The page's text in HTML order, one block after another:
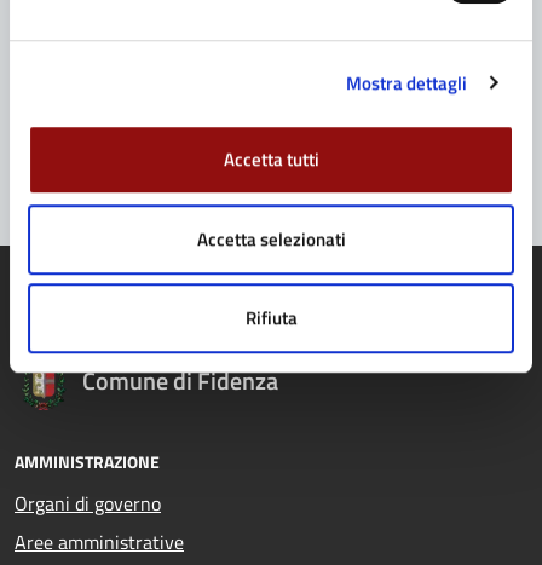
Mostra dettagli
Accetta tutti
Accetta selezionati
Rifiuta
Prenota appuntamento
Comune di Fidenza
AMMINISTRAZIONE
Organi di governo
Aree amministrative